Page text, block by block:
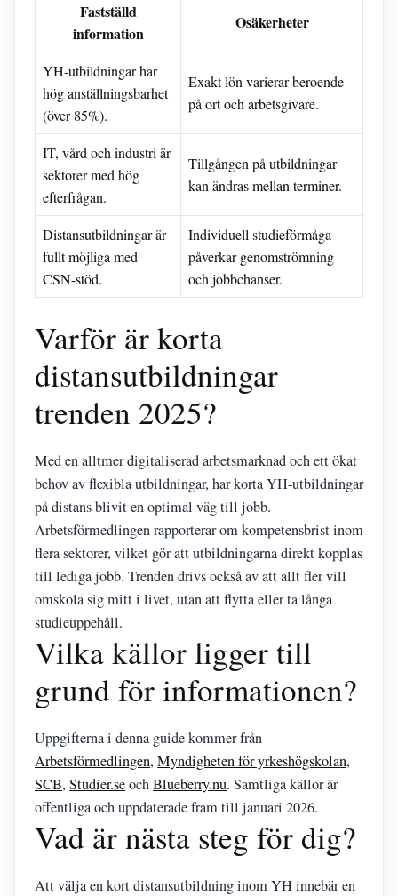
Fastställd
information
Osäkerheter
YH-utbildningar har
hög anställningsbarhet
(över 85%).
Exakt lön varierar beroende
på ort och arbetsgivare.
IT, vård och industri är
sektorer med hög
efterfrågan.
Tillgången på utbildningar
kan ändras mellan terminer.
Distansutbildningar är
fullt möjliga med
CSN-stöd.
Individuell studieförmåga
påverkar genomströmning
och jobbchanser.
Varför är korta
distansutbildningar
trenden 2025?
Med en alltmer digitaliserad arbetsmarknad och ett ökat
behov av flexibla utbildningar, har korta YH-utbildningar
på distans blivit en optimal väg till jobb.
Arbetsförmedlingen rapporterar om kompetensbrist inom
flera sektorer, vilket gör att utbildningarna direkt kopplas
till lediga jobb. Trenden drivs också av att allt fler vill
omskola sig mitt i livet, utan att flytta eller ta långa
studieuppehåll.
Vilka källor ligger till
grund för informationen?
Uppgifterna i denna guide kommer från
Arbetsförmedlingen, Myndigheten för yrkeshögskolan,
SCB, Studier.seochBlueberry.nu. Samtliga källor är
offentliga och uppdaterade fram till januari 2026.
Vad är nästa steg för dig?
Att välja en kort distansutbildning inom YH innebär en